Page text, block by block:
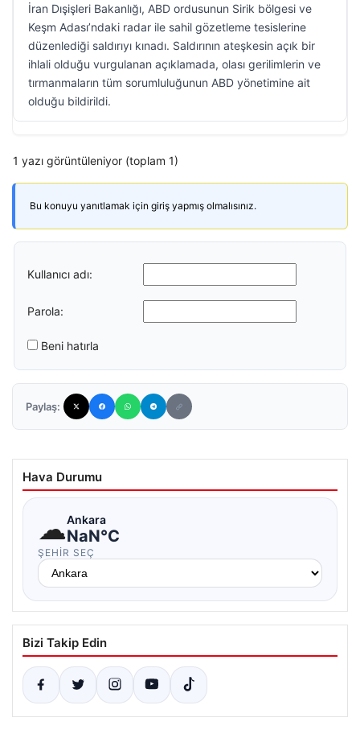
İran Dışişleri Bakanlığı, ABD ordusunun Sirik bölgesi ve
Keşm Adası’ndaki radar ile sahil gözetleme tesislerine
düzenlediği saldırıyı kınadı. Saldırının ateşkesin açık bir
ihlali olduğu vurgulanan açıklamada, olası gerilimlerin ve
tırmanmaların tüm sorumluluğunun ABD yönetimine ait
olduğu bildirildi.
1 yazı görüntüleniyor (toplam 1)
Bu konuyu yanıtlamak için giriş yapmış olmalısınız.
Kullanıcı adı:
Parola:
Beni hatırla
Paylaş:
Hava Durumu
☁Ankara
NaN°C
ŞEHIR SEÇ
Bizi Takip Edin